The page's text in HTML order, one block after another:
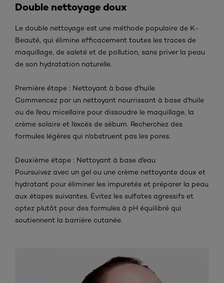
Double nettoyage doux
Le double nettoyage est une méthode populaire de K-
Beauté, qui élimine efficacement toutes les traces de
maquillage, de saleté et de pollution, sans priver la peau
de son hydratation naturelle.
Première étape : Nettoyant à base d'huile
Commencez par un nettoyant nourrissant à base d'huile
ou de l'eau micellaire pour dissoudre le maquillage, la
crème solaire et l'excès de sébum. Recherchez des
formules légères qui n'obstruent pas les pores.
Deuxième étape : Nettoyant à base d'eau
Poursuivez avec un gel ou une crème nettoyante doux et
hydratant pour éliminer les impuretés et préparer la peau
aux étapes suivantes. Évitez les sulfates agressifs et
optez plutôt pour des formules à pH équilibré qui
soutiennent la barrière cutanée.